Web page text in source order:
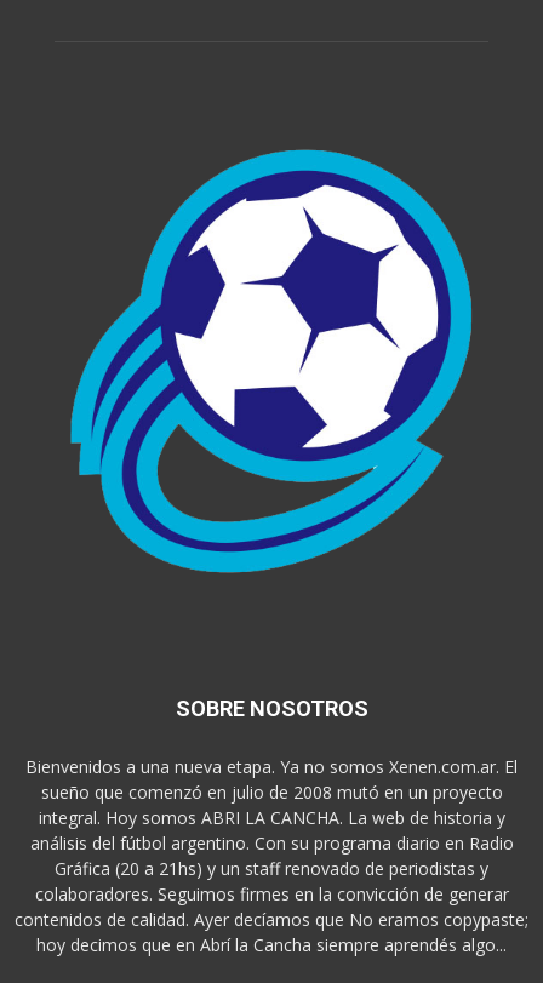
SOBRE NOSOTROS
Bienvenidos a una nueva etapa. Ya no somos Xenen.com.ar. El
sueño que comenzó en julio de 2008 mutó en un proyecto
integral. Hoy somos ABRI LA CANCHA. La web de historia y
análisis del fútbol argentino. Con su programa diario en Radio
Gráfica (20 a 21hs) y un staff renovado de periodistas y
colaboradores. Seguimos firmes en la convicción de generar
contenidos de calidad. Ayer decíamos que No eramos copypaste;
hoy decimos que en Abrí la Cancha siempre aprendés algo...